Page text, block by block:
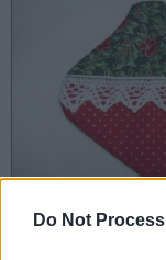
Do Not
Az elkészítés menete: